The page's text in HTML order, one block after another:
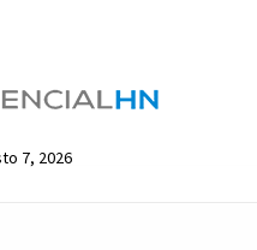
7, 2026